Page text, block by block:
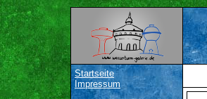
Startseite
Impressum